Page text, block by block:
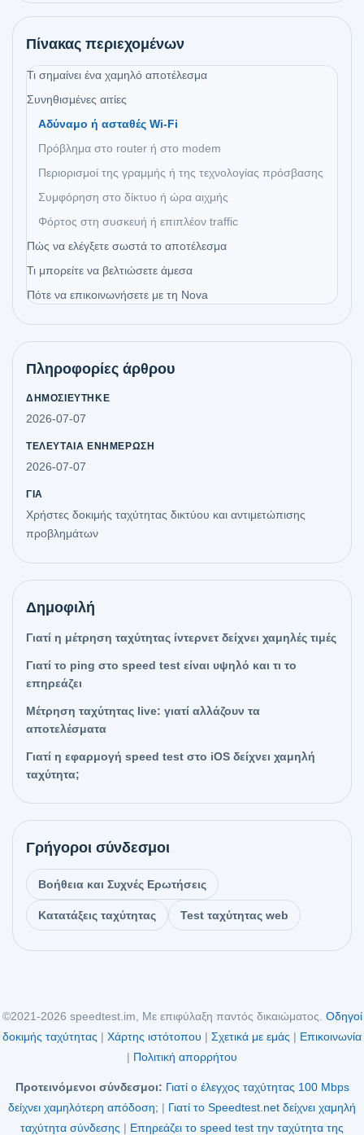
Πίνακας περιεχομένων
Τι σημαίνει ένα χαμηλό αποτέλεσμα
Συνηθισμένες αιτίες
Αδύναμο ή ασταθές Wi‑Fi
Πρόβλημα στο router ή στο modem
Περιορισμοί της γραμμής ή της τεχνολογίας πρόσβασης
Συμφόρηση στο δίκτυο ή ώρα αιχμής
Φόρτος στη συσκευή ή επιπλέον traffic
Πώς να ελέγξετε σωστά το αποτέλεσμα
Τι μπορείτε να βελτιώσετε άμεσα
Πότε να επικοινωνήσετε με τη Nova
Πληροφορίες άρθρου
ΔΗΜΟΣΙΕΎΤΗΚΕ
2026-07-07
ΤΕΛΕΥΤΑΊΑ ΕΝΗΜΈΡΩΣΗ
2026-07-07
ΓΙΑ
Χρήστες δοκιμής ταχύτητας δικτύου και αντιμετώπισης
προβλημάτων
Δημοφιλή
Γιατί η μέτρηση ταχύτητας ίντερνετ δείχνει χαμηλές τιμές
Γιατί το ping στο speed test είναι υψηλό και τι το
επηρεάζει
Μέτρηση ταχύτητας live: γιατί αλλάζουν τα
αποτελέσματα
Γιατί η εφαρμογή speed test στο iOS δείχνει χαμηλή
ταχύτητα;
Γρήγοροι σύνδεσμοι
Βοήθεια και Συχνές Ερωτήσεις
Κατατάξεις ταχύτητας Test ταχύτητας web
©2021-2026 speedtest.im, Με επιφύλαξη παντός δικαιώματος. Οδηγοί
δοκιμής ταχύτητας | Χάρτης ιστότοπου | Σχετικά με εμάς | Επικοινωνία
| Πολιτική απορρήτου
Προτεινόμενοι σύνδεσμοι: Γιατί ο έλεγχος ταχύτητας 100 Mbps
δείχνει χαμηλότερη απόδοση; | Γιατί το Speedtest.net δείχνει χαμηλή
ταχύτητα σύνδεσης | Επηρεάζει το speed test την ταχύτητα της